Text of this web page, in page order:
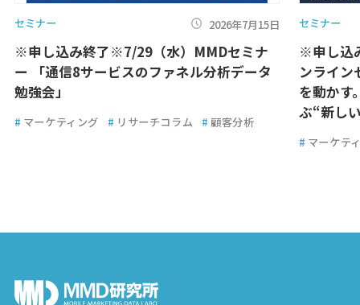
セミナー 2026年7月15日
※申し込み終了※7/29（水）MMDセミナ
ー 「通信8サービスのファネル分析データ
勉強会」
# マーケティング # リサーチコラム # 顧客分析
セミナー
※申し込
ンライン
を動かす
ぶ“新し
# マーケテ